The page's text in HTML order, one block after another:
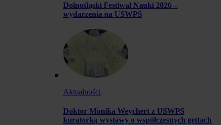
Dolnośląski Festiwal Nauki 2026 –
wydarzenia na USWPS
Aktualności
Doktor Monika Weychert z USWPS
kuratorką wystawy o współczesnych gettach